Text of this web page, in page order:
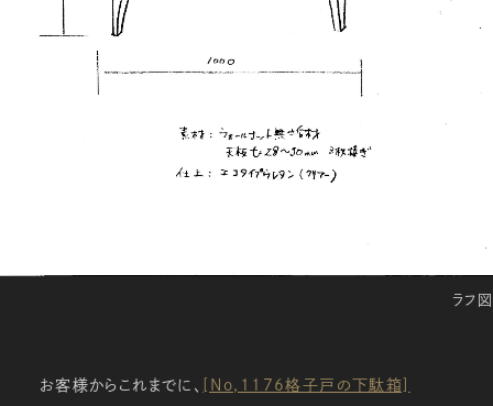
ラフ図
お客様からこれまでに、 [No,1176格子戸の下駄箱]